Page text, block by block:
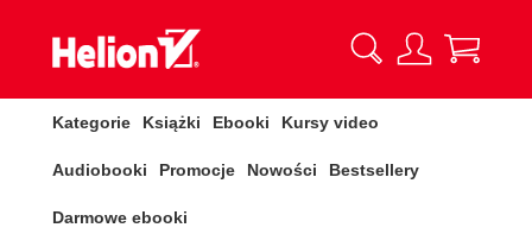
Kategorie Książki Ebooki Kursy video
Audiobooki Promocje Nowości Bestsellery
Darmowe ebooki